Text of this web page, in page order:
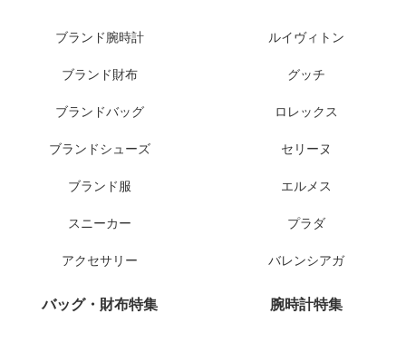
ブランド腕時計
ブランド財布
ブランドバッグ
ブランドシューズ
ブランド服
スニーカー
アクセサリー
ルイヴィトン
グッチ
ロレックス
セリーヌ
エルメス
プラダ
バレンシアガ
バッグ・財布特集 腕時計特集